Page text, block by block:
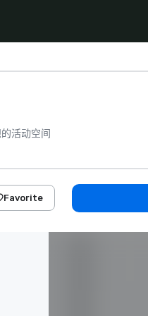
活动空间
Favorite